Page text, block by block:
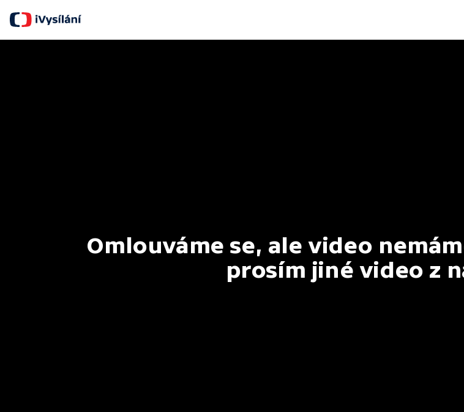
Omlouváme se, ale video
prosím jiné video z